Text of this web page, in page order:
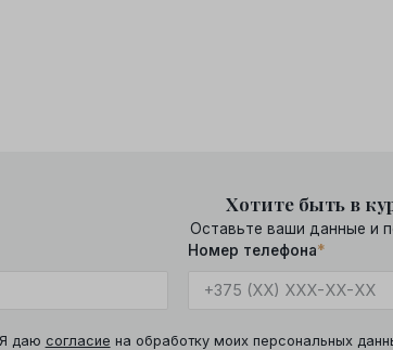
Хотите быть в
Оставьте ваши данные и
Номер телефона*
Я даю согласие на обработку моих персональных